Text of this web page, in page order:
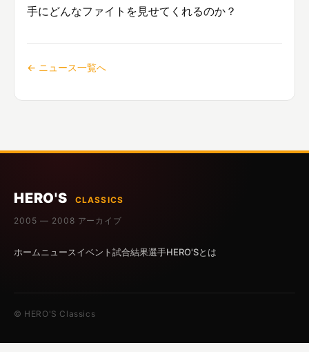
手にどんなファイトを見せてくれるのか？
← ニュース一覧へ
HERO'S
CLASSICS
2005 — 2008 アーカイブ
ホームニュースイベント試合結果選手HERO'Sとは
© HERO'S Classics